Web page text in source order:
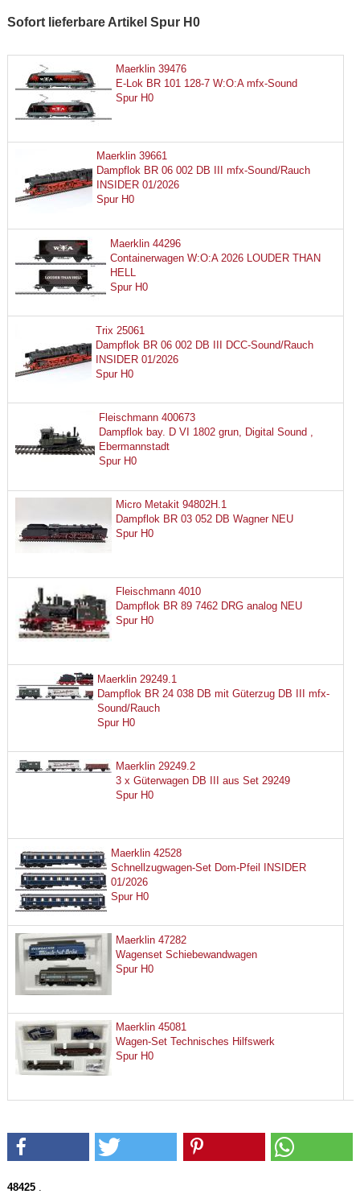
Sofort lieferbare Artikel Spur H0
Maerklin 39476
E-Lok BR 101 128-7 W:O:A mfx-Sound
Spur H0
Maerklin 39661
Dampflok BR 06 002 DB III mfx-Sound/Rauch
INSIDER 01/2026
Spur H0
Maerklin 44296
Containerwagen W:O:A 2026 LOUDER THAN
HELL
Spur H0
Trix 25061
Dampflok BR 06 002 DB III DCC-Sound/Rauch
INSIDER 01/2026
Spur H0
Fleischmann 400673
Dampflok bay. D VI 1802 grun, Digital Sound ,
Ebermannstadt
Spur H0
Micro Metakit 94802H.1
Dampflok BR 03 052 DB Wagner NEU
Spur H0
Fleischmann 4010
Dampflok BR 89 7462 DRG analog NEU
Spur H0
Maerklin 29249.1
Dampflok BR 24 038 DB mit Güterzug DB III mfx-
Sound/Rauch
Spur H0
Maerklin 29249.2
3 x Güterwagen DB III aus Set 29249
Spur H0
Maerklin 42528
Schnellzugwagen-Set Dom-Pfeil INSIDER
01/2026
Spur H0
Maerklin 47282
Wagenset Schiebewandwagen
Spur H0
Maerklin 45081
Wagen-Set Technisches Hilfswerk
Spur H0
48425.